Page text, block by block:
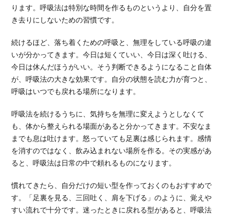
ります。呼吸法は特別な時間を作るものというより、自分を置
き去りにしないための習慣です。
続けるほど、落ち着くための呼吸と、無理をしている呼吸の違
いが分かってきます。今日は短くていい、今日は深く吐ける、
今日は休んだほうがいい。そう判断できるようになること自体
が、呼吸法の大きな効果です。自分の状態を読む力が育つと、
呼吸はいつでも戻れる場所になります。
呼吸法を続けるうちに、気持ちを無理に変えようとしなくて
も、体から整えられる場面があると分かってきます。不安なま
までも息は吐けます。怒っていても足裏は感じられます。感情
を消すのではなく、飲み込まれない場所を作る。その実感があ
ると、呼吸法は日常の中で頼れるものになります。
慣れてきたら、自分だけの短い型を作っておくのもおすすめで
す。「足裏を見る、三回吐く、肩を下げる」のように、覚えや
すい流れで十分です。迷ったときに戻れる型があると、呼吸法